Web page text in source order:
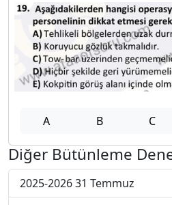
A B C
Diğer Bütünleme
2025-2026 31 Temmuz